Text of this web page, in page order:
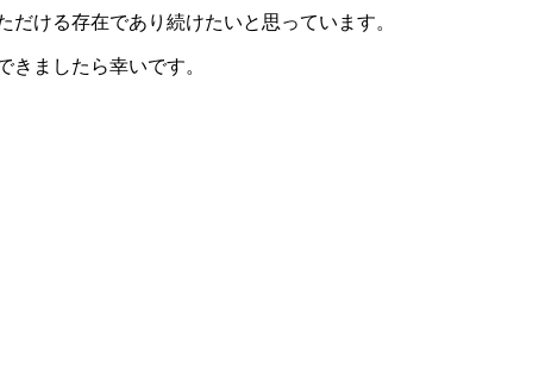
ける存在であり続けたいと思っています。
きましたら幸いです。